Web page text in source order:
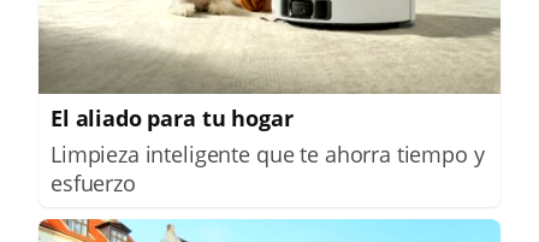
El aliado para tu hogar
Limpieza inteligente que te ahorra tiempo y
esfuerzo